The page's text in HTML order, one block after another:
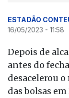
ESTADÃO
16/05/2023 - 11:58
Depois de
antes do
desacelerou
das bolsas